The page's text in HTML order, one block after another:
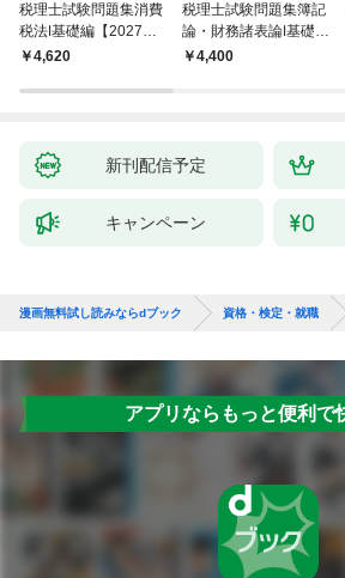
税理士試験問題集消費
税法Ⅰ基礎編【2027年
度版】
￥4,620
税理士試験問題集簿記
論・財務諸表論Ⅰ基礎編
【2027年度版】
￥4,400
新刊配信予定
キャンペーン
漫画無料試し読みならdブック 資格・検定・就職
アプリならもっと便利で